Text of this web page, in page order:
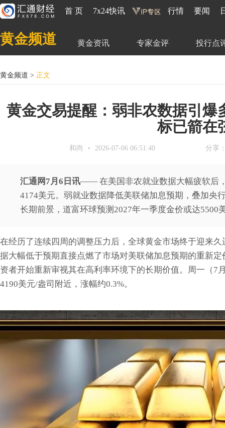
首 页 7x24快讯 行情 要闻
黄金频道 黄金资讯 专家金评 投行点
黄金频道 > 正文
黄金交易提醒：弱非农数据引爆
标已箭在
和尚 2026-07-06 06:51:40 分享
汇通网7月6日讯—— 在美国非农就业数据大幅疲软后
4174美元。弱就业数据降低美联储加息预期，叠加央
长期前景，道富环球预测2027年一季度金价或达
在经历了连续四周的调整压力后，全球黄金市场终于迎来
据大幅低于预期直接点燃了市场对美联储加息预期的重新
资者开始重新审视其在高利率环境下的长期价值。周一（7
4190美元/盎司附近，涨幅约0.3%。